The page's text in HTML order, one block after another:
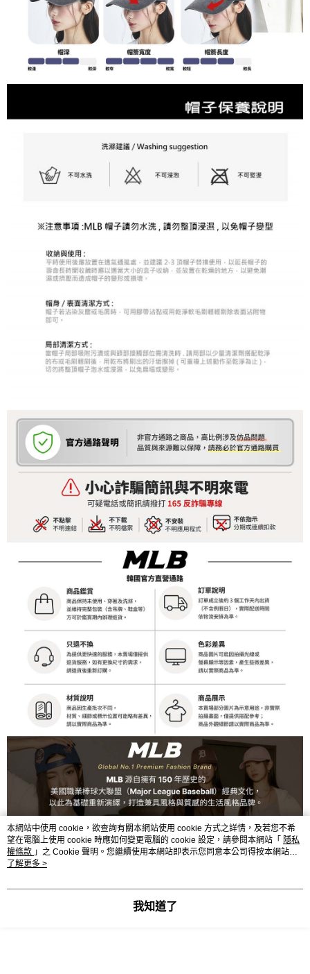
本網站中使用 cookie，欲查詢有關本網站使用 cookie 方式之詳情，及若您不希
望在電腦上使用 cookie 時應如何變更電腦的 cookie 設定，請參閱本網站「 隱私
權條款 」之 Cookie 聲明。您繼續使用本網站即表示您同意本公司得按本網站使
用條款之 Cookie 聲明使用 cookie。
了解更多 >
我知道了